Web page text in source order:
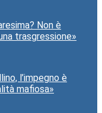
Non è
trasgressione»
l’impegno è
mafiosa»